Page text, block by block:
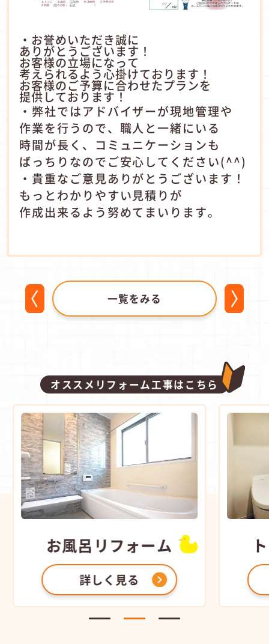
・お誉めいただき誠に
ありがとうございます！
お客様の立場になって
考えられるよう心掛けております！
お客様のご予算に合わせたプランを
提供しております！
・弊社ではアドバイザーが現地管理や
作業を行うので、職人と一緒にいる
時間が長く、コミュニケーションも
ばっちりなのでご安心してください(^^)
・貴重なご意見ありがとうございます！
もっとわかりやすい見積りが
作成出来るよう努めてまいります。
一覧をみる
オススメリフォーム工事はこちら
お風呂 リフォーム
詳しく見る